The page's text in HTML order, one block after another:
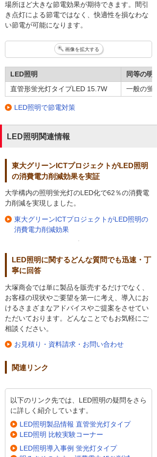
場所ほど大きな節電効果が期待できます。間引
き点灯による節電ではなく、快適性を損なわな
い節電が可能になります。
画像を拡大する
LED照明
同等の明
直管形蛍光灯タイプLED 15.7W
一般の蛍
LED照明で節電対策
LED照明関連情報
東大グリーンICTプロジェクトがLED照明
の消費電力削減効果を実証
大学構内の照明蛍光灯のLED化で62％の消費電
力削減を実現しました。
東大グリーンICTプロジェクトがLED照明の
消費電力削減効果
LED照明に関するどんな質問でも迅速・丁
寧に回答
大塚商会では単に製品を販売するだけでなく、
お客様の現状やご要望を第一に考え、導入にお
けるさまざまなアドバイスやご提案をさせてい
ただいております。どんなことでもお気軽にご
相談ください。
お見積り・資料請求・お問い合わせ
関連リンク
以下のリンク先では、LED照明の疑問をさら
に詳しく紹介しています。
LED照明製品情報 直管蛍光灯タイプ
LED照明 比較実験コーナー
LED照明導入事例 蛍光灯タイプ